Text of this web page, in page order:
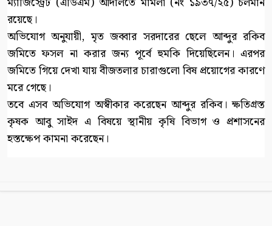
রয়েছে।
অভিযোগ অনুযায়ী, মৃত জব্বার সরদারের ছেলে আব্দুর রকিব
জমিতে ফসল না করার জন্য পূর্বে হুমকি দিয়েছিলেন। এরপর
জমিতে গিয়ে দেখা যায় বীজতলার চারাগুলো বিষ প্রয়োগের কারণে
মরে গেছে।
তবে এসব অভিযোগ অস্বীকার করেছেন আব্দুর রকিব। ক্ষতিগ্রস্ত
কৃষক আবু সাইদ এ বিষয়ে স্থানীয় কৃষি বিভাগ ও প্রশাসনের
হস্তক্ষেপ কামনা করেছেন।